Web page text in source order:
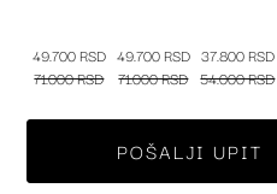
49.700 RSD
71.000 RSD
49.700 RSD
71.000 RSD
37.800 RSD
54.000 RSD
POŠALJI UPIT